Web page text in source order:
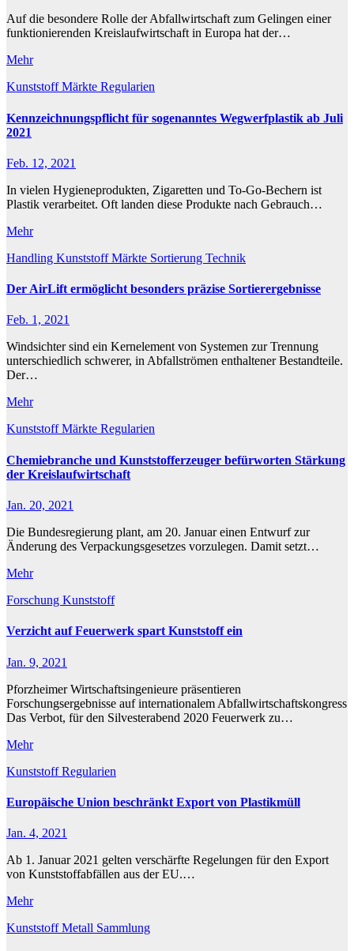
Auf die besondere Rolle der Abfallwirtschaft zum Gelingen einer
funktionierenden Kreislaufwirtschaft in Europa hat der…
Mehr
KunststoffMärkte Regularien
Kennzeichnungspflicht für sogenanntes Wegwerfplastik ab Juli
2021
Feb. 12, 2021
In vielen Hygieneprodukten, Zigaretten und To-Go-Bechern ist
Plastik verarbeitet. Oft landen diese Produkte nach Gebrauch…
Mehr
Handling KunststoffMärkte Sortierung Technik
Der AirLift ermöglicht besonders präzise Sortierergebnisse
Feb. 1, 2021
Windsichter sind ein Kernelement von Systemen zur Trennung
unterschiedlich schwerer, in Abfallströmen enthaltener Bestandteile.
Der…
Mehr
KunststoffMärkte Regularien
Chemiebranche und Kunststofferzeuger befürworten Stärkung
der Kreislaufwirtschaft
Jan. 20, 2021
Die Bundesregierung plant, am 20. Januar einen Entwurf zur
Änderung des Verpackungsgesetzes vorzulegen. Damit setzt…
Mehr
Forschung Kunststoff
Verzicht auf Feuerwerk spart Kunststoff ein
Jan. 9, 2021
Pforzheimer Wirtschaftsingenieure präsentieren
Forschungsergebnisse auf internationalem Abfallwirtschaftskongress
Das Verbot, für den Silvesterabend 2020 Feuerwerk zu…
Mehr
KunststoffRegularien
Europäische Union beschränkt Export von Plastikmüll
Jan. 4, 2021
Ab 1. Januar 2021 gelten verschärfte Regelungen für den Export
von Kunststoffabfällen aus der EU.…
Mehr
KunststoffMetall Sammlung